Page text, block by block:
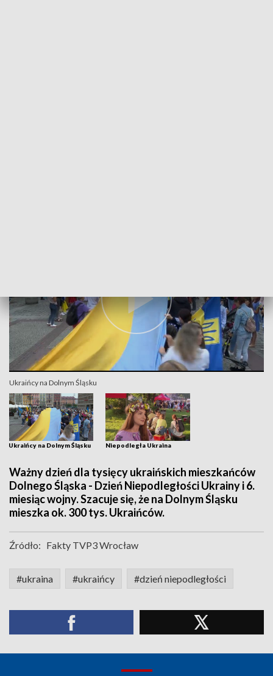
Ukraińcy na Dolnym Śląsku
Ukraińcy na Dolnym Śląsku Niepodległa Ukraina
Ważny dzień dla tysięcy ukraińskich mieszkańców
Dolnego Śląska - Dzień Niepodległości Ukrainy i 6.
miesiąc wojny. Szacuje się, że na Dolnym Śląsku
mieszka ok. 300 tys. Ukraińców.
Źródło: Fakty TVP3 Wrocław
#ukraina #ukraińcy #dzień niepodległości